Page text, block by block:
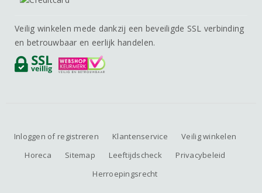
Veilig winkelen mede dankzij een beveiligde SSL verbinding
en betrouwbaar en eerlijk handelen.
Inloggen of registreren Klantenservice
Veilig winkelen
Horeca
Sitemap Leeftijdscheck
Privacybeleid
Herroepingsrecht